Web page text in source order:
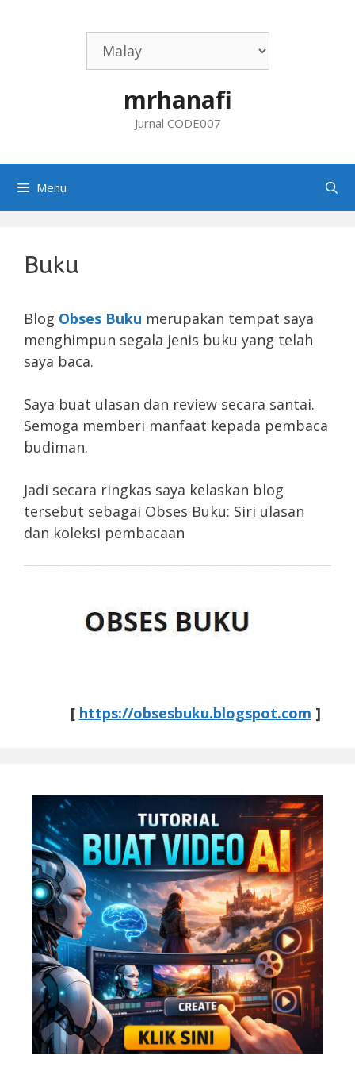
mrhanafi
Jurnal CODE007
Menu
Buku
Blog Obses Buku merupakan tempat saya
menghimpun segala jenis buku yang telah
saya baca.
Saya buat ulasan dan review secara santai.
Semoga memberi manfaat kepada pembaca
budiman.
Jadi secara ringkas saya kelaskan blog
tersebut sebagai Obses Buku: Siri ulasan
dan koleksi pembacaan
[ https://obsesbuku.blogspot.com ]